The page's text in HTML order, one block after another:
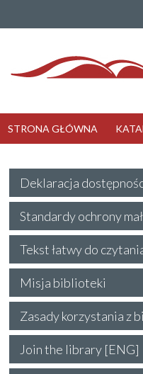
STRONA GŁÓWNA
Deklaracja
Standardy ochrony
Tekst łatwy do
Misja biblioteki
Zasady korzystania z
Join the library [ENG]